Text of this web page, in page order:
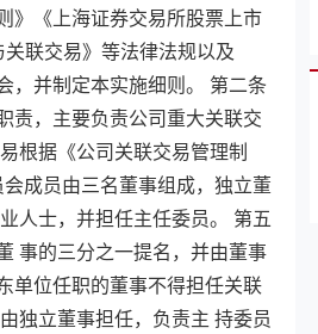
》《上海证券交易所股票上市
联交易》等法律法规以及
，并制定本实施细则。 第二条
责，主要负责公司重大关联交
根据《公司关联交易管理制
成员由三名董事组成，独立董
人士，并担任主任委员。 第五
事的三分之一提名，并由董事
单位任职的董事不得担任关联
独立董事担任，负责主 持委员